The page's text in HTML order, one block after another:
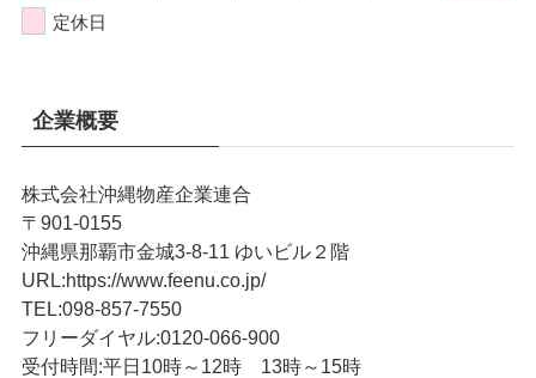
定休日
企業概要
株式会社沖縄物産企業連合
〒901-0155
沖縄県那覇市金城3-8-11 ゆいビル２階
URL:https://www.feenu.co.jp/
TEL:098-857-7550
フリーダイヤル:0120-066-900
受付時間:平日10時～12時 13時～15時